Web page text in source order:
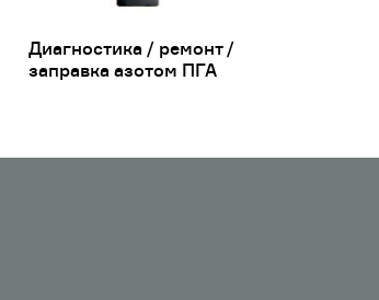
Диагностика / ремонт /
заправка азотом ПГА